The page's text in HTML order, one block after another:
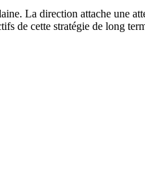
La direction attache une
de cette stratégie de long